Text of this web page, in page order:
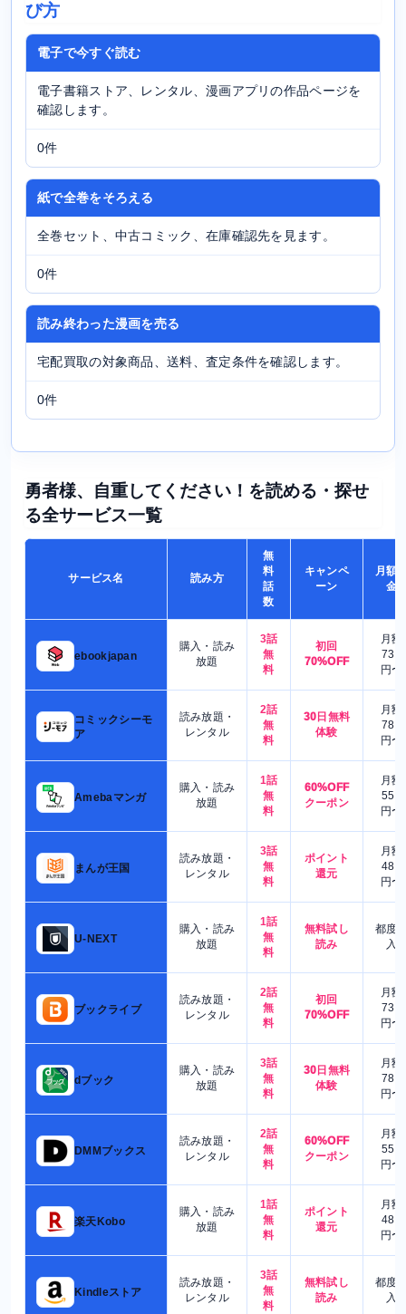
び方
電子で今すぐ読む
電子書籍ストア、レンタル、漫画アプリの作品ページを
確認します。
0件
紙で全巻をそろえる
全巻セット、中古コミック、在庫確認先を見ます。
0件
読み終わった漫画を売る
宅配買取の対象商品、送料、査定条件を確認します。
0件
勇者様、自重してください！を読める・探せ
る全サービス一覧
サービス名 読み方
無
料
話
数
キャンペ
ーン
月額
金
ebookjapan
購入・読み
放題
3話
無
料
初回
70%OFF
月額
730
円〜
コミックシーモ
ア
読み放題・
レンタル
2話
無
料
30日無料
体験
月額
780
円〜
Amebaマンガ
購入・読み
放題
1話
無
料
60%OFF
クーポン
月額
550
円〜
まんが王国
読み放題・
レンタル
3話
無
料
ポイント
還元
月額
480
円〜
U-NEXT
購入・読み
放題
1話
無
料
無料試し
読み
都度
入
ブックライブ
読み放題・
レンタル
2話
無
料
初回
70%OFF
月額
730
円〜
dブック
購入・読み
放題
3話
無
料
30日無料
体験
月額
780
円〜
DMMブックス
読み放題・
レンタル
2話
無
料
60%OFF
クーポン
月額
550
円〜
楽天Kobo
購入・読み
放題
1話
無
料
ポイント
還元
月額
480
円〜
Kindleストア
読み放題・
レンタル
3話
無
料
無料試し
読み
都度
入